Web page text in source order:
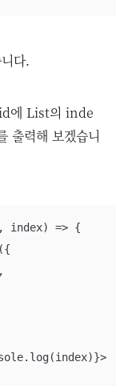
다.
id에 List의 inde
출력해 보겠습니
index) => {